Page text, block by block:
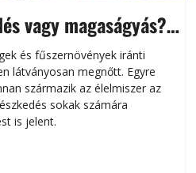
vagy magaságyás?
és fűszernövények iránti
látványosan megnőtt. Egyre
származik az élelmiszer az
sokak számára
is jelent.